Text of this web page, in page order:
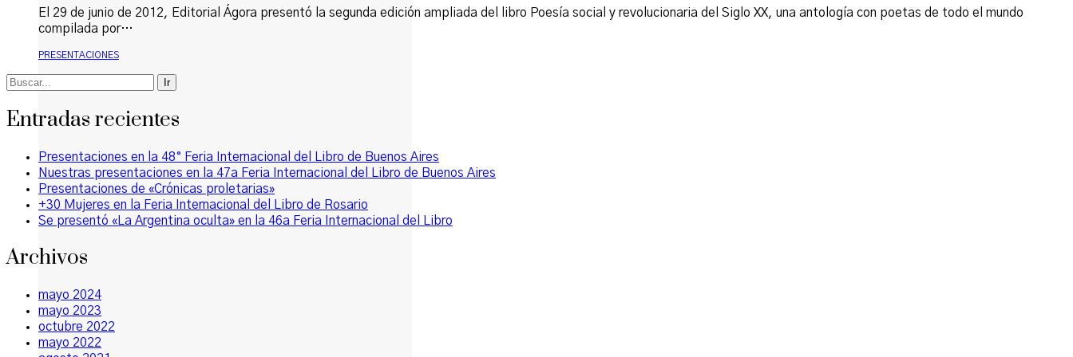
El 29 de junio de 2012, Editorial Ágora presentó la segunda edición ampliada del libro Poesía social y revolucionaria del Siglo XX, una antología con poetas de todo el mundo
compilada por…
PRESENTACIONES
Buscar
Entradas recientes
Presentaciones en la 48° Feria Internacional del Libro de Buenos Aires
Nuestras presentaciones en la 47a Feria Internacional del Libro de Buenos Aires
Presentaciones de «Crónicas proletarias»
+30 Mujeres en la Feria Internacional del Libro de Rosario
Se presentó «La Argentina oculta» en la 46a Feria Internacional del Libro
Archivos
mayo 2024
mayo 2023
octubre 2022
mayo 2022